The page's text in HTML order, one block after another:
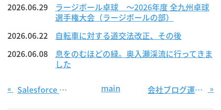
2026.06.29
ラージボール卓球 ～2026年度 全九州卓球
選手権大会（ラージボールの部）
2026.06.22
自転車に対する道交法改正、その後
2026.06.08
息をのむほどの緑。奥入瀬渓流に行ってきま
した
« Salesforce のレポート機能のご紹介⑤ ～時間を扱うレポートについて～ main 会社ブログ運用で大切な6つのポイント »